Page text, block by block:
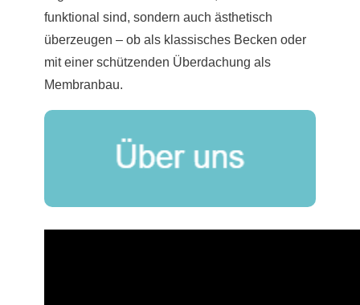
funktional sind, sondern auch ästhetisch
überzeugen – ob als klassisches Becken oder
mit einer schützenden Überdachung als
Membranbau.